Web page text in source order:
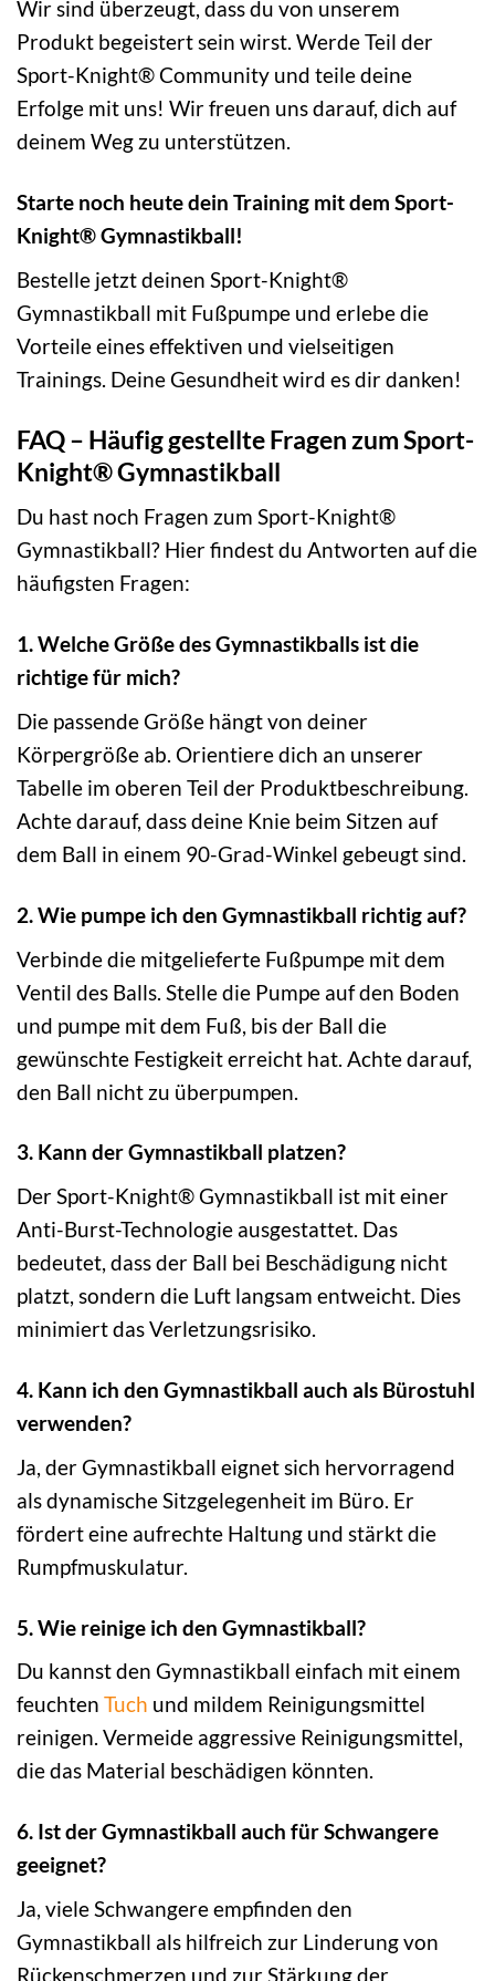
Wir sind überzeugt, dass du von unserem
Produkt begeistert sein wirst. Werde Teil der
Sport-Knight® Community und teile deine
Erfolge mit uns! Wir freuen uns darauf, dich auf
deinem Weg zu unterstützen.
Starte noch heute dein Training mit dem Sport-
Knight® Gymnastikball!
Bestelle jetzt deinen Sport-Knight®
Gymnastikball mit Fußpumpe und erlebe die
Vorteile eines effektiven und vielseitigen
Trainings. Deine Gesundheit wird es dir danken!
FAQ – Häufig gestellte Fragen zum Sport-
Knight® Gymnastikball
Du hast noch Fragen zum Sport-Knight®
Gymnastikball? Hier findest du Antworten auf die
häufigsten Fragen:
1. Welche Größe des Gymnastikballs ist die
richtige für mich?
Die passende Größe hängt von deiner
Körpergröße ab. Orientiere dich an unserer
Tabelle im oberen Teil der Produktbeschreibung.
Achte darauf, dass deine Knie beim Sitzen auf
dem Ball in einem 90-Grad-Winkel gebeugt sind.
2. Wie pumpe ich den Gymnastikball richtig auf?
Verbinde die mitgelieferte Fußpumpe mit dem
Ventil des Balls. Stelle die Pumpe auf den Boden
und pumpe mit dem Fuß, bis der Ball die
gewünschte Festigkeit erreicht hat. Achte darauf,
den Ball nicht zu überpumpen.
3. Kann der Gymnastikball platzen?
Der Sport-Knight® Gymnastikball ist mit einer
Anti-Burst-Technologie ausgestattet. Das
bedeutet, dass der Ball bei Beschädigung nicht
platzt, sondern die Luft langsam entweicht. Dies
minimiert das Verletzungsrisiko.
4. Kann ich den Gymnastikball auch als Bürostuhl
verwenden?
Ja, der Gymnastikball eignet sich hervorragend
als dynamische Sitzgelegenheit im Büro. Er
fördert eine aufrechte Haltung und stärkt die
Rumpfmuskulatur.
5. Wie reinige ich den Gymnastikball?
Du kannst den Gymnastikball einfach mit einem
feuchten Tuch und mildem Reinigungsmittel
reinigen. Vermeide aggressive Reinigungsmittel,
die das Material beschädigen könnten.
6. Ist der Gymnastikball auch für Schwangere
geeignet?
Ja, viele Schwangere empfinden den
Gymnastikball als hilfreich zur Linderung von
Rückenschmerzen und zur Stärkung der